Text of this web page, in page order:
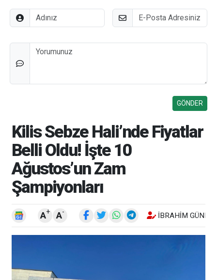
Adınız E-Posta
Düşünceleriniz
Kilis Sebze Hali’nde Fiyatlar
Belli Oldu! İşte 10
Ağustos’un Zam
Şampiyonları
A+ A- İBRAHIM GÜNEŞ